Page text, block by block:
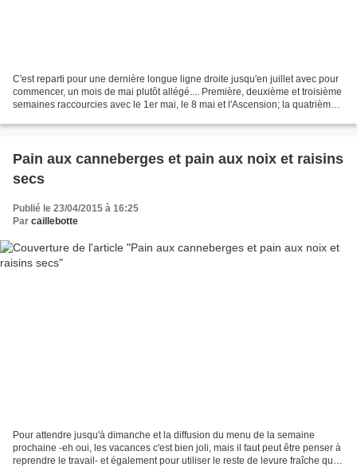
C'est reparti pour une dernière longue ligne droite jusqu'en juillet avec pour
commencer, un mois de mai plutôt allégé.... Première, deuxième et troisième
semaines raccourcies avec le 1er mai, le 8 mai et l'Ascension; la quatrième
Pain aux canneberges et pain aux noix et raisins
secs
Publié le 23/04/2015 à 16:25
Par caillebotte
Pour attendre jusqu'à dimanche et la diffusion du menu de la semaine
prochaine -eh oui, les vacances c'est bien joli, mais il faut peut être penser à
reprendre le travail- et également pour utiliser le reste de levure fraîche que